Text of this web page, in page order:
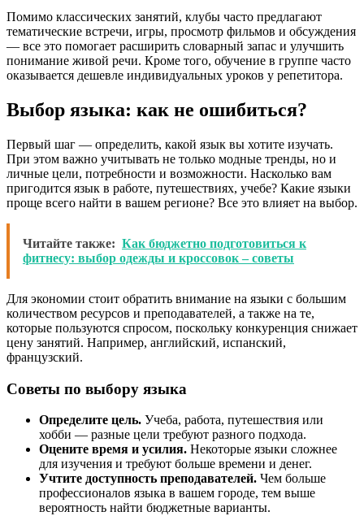
Помимо классических занятий, клубы часто предлагают
тематические встречи, игры, просмотр фильмов и обсуждения
— все это помогает расширить словарный запас и улучшить
понимание живой речи. Кроме того, обучение в группе часто
оказывается дешевле индивидуальных уроков у репетитора.
Выбор языка: как не ошибиться?
Первый шаг — определить, какой язык вы хотите изучать.
При этом важно учитывать не только модные тренды, но и
личные цели, потребности и возможности. Насколько вам
пригодится язык в работе, путешествиях, учебе? Какие языки
проще всего найти в вашем регионе? Все это влияет на выбор.
Читайте также: Как бюджетно подготовиться к
фитнесу: выбор одежды и кроссовок – советы
Для экономии стоит обратить внимание на языки с большим
количеством ресурсов и преподавателей, а также на те,
которые пользуются спросом, поскольку конкуренция снижает
цену занятий. Например, английский, испанский,
французский.
Советы по выбору языка
Определите цель. Учеба, работа, путешествия или
хобби — разные цели требуют разного подхода.
Оцените время и усилия. Некоторые языки сложнее
для изучения и требуют больше времени и денег.
Учтите доступность преподавателей. Чем больше
профессионалов языка в вашем городе, тем выше
вероятность найти бюджетные варианты.